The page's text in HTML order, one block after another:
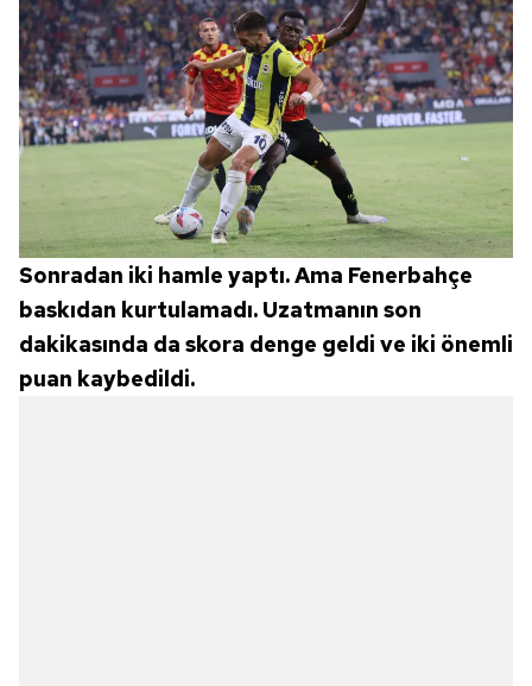
Sonradan iki hamle yaptı. Ama Fenerbahçe
baskıdan kurtulamadı. Uzatmanın son
dakikasında da skora denge geldi ve iki önemli
puan kaybedildi.